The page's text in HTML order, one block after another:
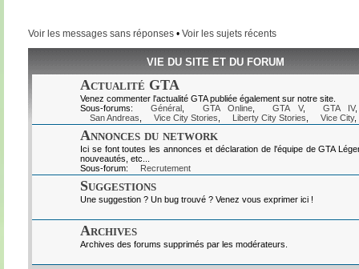
Voir les messages sans réponses• Voir les sujets récents
VIE DU SITE ET DU FORUM
Actualité GTA
Venez commenter l'actualité GTA publiée également sur notre site.
Sous-forums:
Général GTA Online, GTA V, GTA IV
San Andreas
Vice City Stories Liberty City Stories Vice City,
Annonces du network
Ici se font toutes les annonces et déclaration de l'équipe de GTA
nouveautés, etc...
Sous-forum:
Recrutement
Suggestions
Une suggestion ? Un bug trouvé ? Venez vous exprimer ici !
Archives
Archives des forums supprimés par les modérateurs.